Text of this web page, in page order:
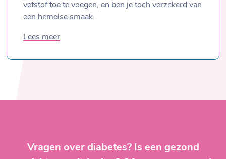
vetstof toe te voegen, en ben je toch verzekerd van
een hemelse smaak.
Lees meer
Vragen over diabetes? Is een gezond